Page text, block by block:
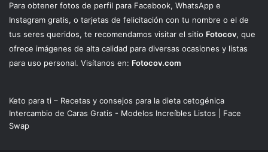
Para obtener fotos de perfil para Facebook, WhatsApp e
Instagram gratis, o tarjetas de felicitación con tu nombre o el de
tus seres queridos, te recomendamos visitar el sitio Fotocov, que
ofrece imágenes de alta calidad para diversas ocasiones y listas
para uso personal. Visítanos en: Fotocov.com
Keto para ti – Recetas y consejos para la dieta cetogénica
Intercambio de Caras Gratis - Modelos Increíbles Listos | Face
Swap